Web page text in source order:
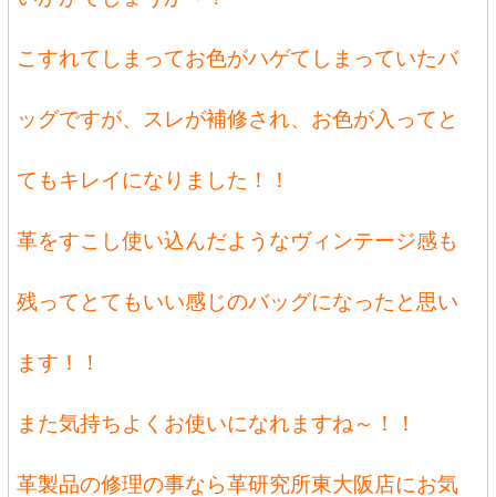
こすれてしまってお色がハゲてしまっていたバ
ッグですが、スレが補修され、お色が入ってと
てもキレイになりました！！
革をすこし使い込んだようなヴィンテージ感も
残ってとてもいい感じのバッグになったと思い
ます！！
また気持ちよくお使いになれますね～！！
革製品の修理の事なら革研究所東大阪店にお気